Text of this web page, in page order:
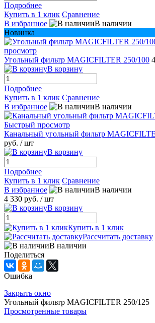
Подробнее
Купить в 1 клик Сравнение
В избранное
В наличии
Новинка
просмотр
Угольный фильтр MAGICFILTER 250/100
В корзину
Подробнее
Купить в 1 клик Сравнение
В избранное
В наличии
Быстрый просмотр
Канальный угольный фильтр
руб. / шт
В корзину
Подробнее
Купить в 1 клик Сравнение
В избранное
В наличии
4 330 руб. / шт
В корзину
Купить в 1 клик
Рассчитать доставку
В наличии
Поделиться
Ошибка
Закрыть окно
Угольный фильтр MAGICFILTER 250/125
Просмотренные товары